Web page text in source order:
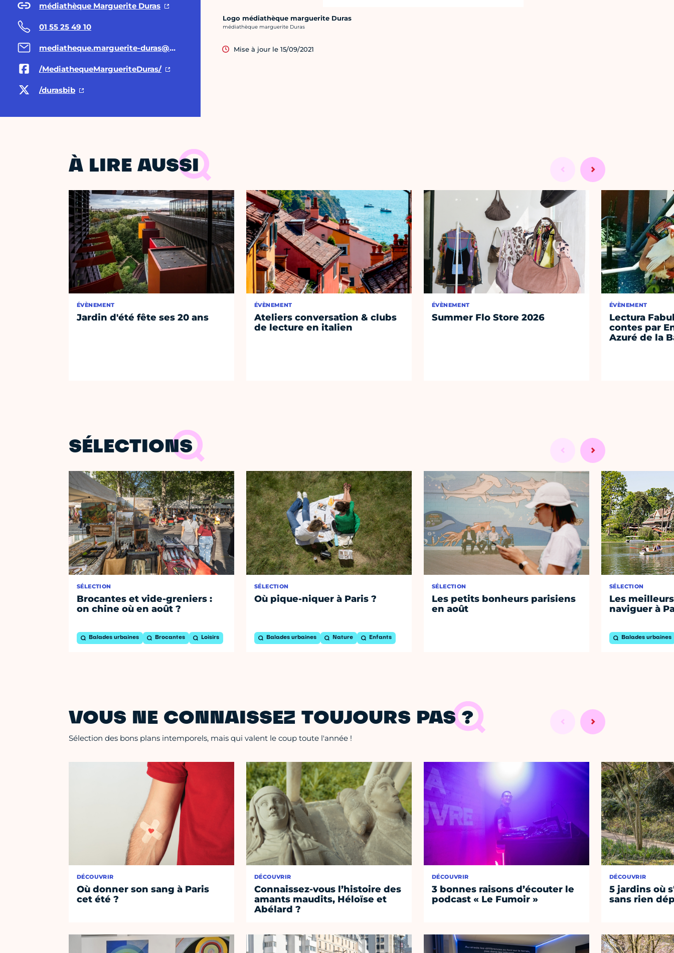
médiathèque Marguerite Duras
01 55 25 49 10
mediatheque.marguerite-duras@paris.fr
/MediathequeMargueriteDuras/
/durasbib
Logo médiathèque marguerite Duras
Crédit photo :
médiathèque marguerite Duras
Mise à jour le 15/09/2021
À LIRE AUSSI
ÉVÈNEMENT
Jardin d'été fête ses 20 ans
ÉVÈNEMENT
Ateliers conversation & clubs
de lecture en italien
ÉVÈNEMENT
Summer Flo Store 2026
ÉVÈNEMENT
Lectura
contes par
Azuré de la
SÉLECTIONS
SÉLECTION
Brocantes et vide-greniers :
on chine où en août ?
Balades urbaines Brocantes Loisirs
SÉLECTION
Où pique-niquer à Paris ?
Balades urbaines Nature Enfants
SÉLECTION
Les petits bonheurs parisiens
en août
SÉLECTION
Les
naviguer à
Balades urbaines
VOUS NE CONNAISSEZ TOUJOURS PAS ?
Sélection des bons plans intemporels, mais qui valent le coup toute l'année !
DÉCOUVRIR
Où donner son sang à Paris
cet été ?
DÉCOUVRIR
Connaissez-vous l’histoire des
amants maudits, Héloïse et
Abélard ?
DÉCOUVRIR
3 bonnes raisons d’écouter le
podcast « Le Fumoir »
DÉCOUVRIR
5 jardins où
sans rien